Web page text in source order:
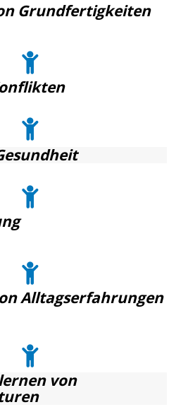
Grundfertigkeiten
Alltagserfahrungen
von